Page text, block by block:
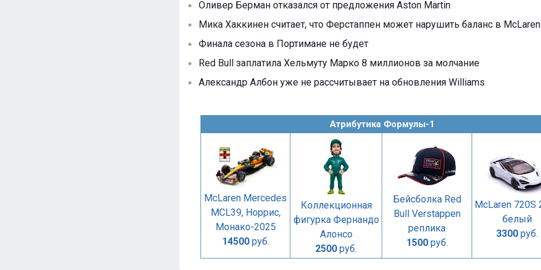
Оливер Берман отказался от предложения Aston Martin
Мика Хаккинен считает, что Ферстаппен может нарушить баланс в McLaren
Финала сезона в Портимане не будет
Red Bull заплатила Хельмуту Марко 8 миллионов за молчание
Александр Албон уже не рассчитывает на обновления Williams
Атрибутика Формулы-1
McLaren Mercedes
MCL39, Норрис,
Монако-2025
14500руб.
Коллекционная
фигурка Фернандо
Алонсо
2500 руб.
Бейсболка Red
Bull Verstappen
реплика
1500руб.
McLaren 720S
белый
3300 руб.